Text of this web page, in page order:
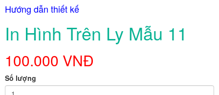
Hướng dẫn thiết kế
In Hình Trên Ly Mẫu 11
100.000 VNĐ
Số lượng